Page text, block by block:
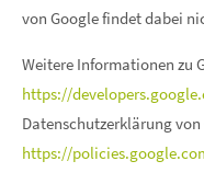
von Google findet dabei
Weitere Informationen zu
https://
Datenschutzerklärung von
https://